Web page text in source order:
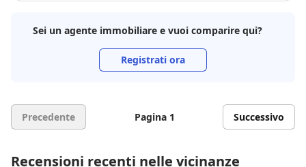
Sei un agente immobiliare e vuoi comparire qui?
Registrati ora
Precedente Pagina 1 Successivo
Recensioni recenti nelle vicinanze